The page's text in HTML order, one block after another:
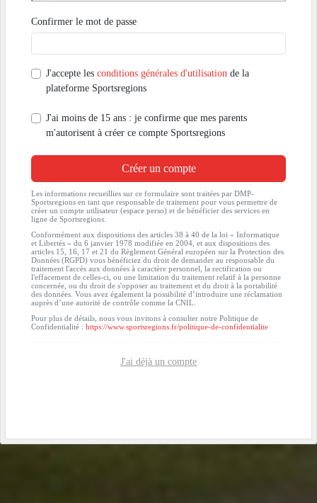
Confirmer le mot de passe
J'accepte les conditions générales d'utilisation de la
plateforme Sportsregions
J'ai moins de 15 ans : je confirme que mes parents
m'autorisent à créer ce compte Sportsregions
Créer un compte
Les informations recueillies sur ce formulaire sont traitées par DMP-
Sportsregions en tant que responsable de traitement pour vous permettre de
créer un compte utilisateur (espace perso) et de bénéficier des services en
ligne de Sportsregions.
Conformément aux dispositions des articles 38 à 40 de la loi « Informatique
et Libertés » du 6 janvier 1978 modifiée en 2004, et aux dispositions des
articles 15, 16, 17 et 21 du Règlement Général européen sur la Protection des
Données (RGPD) vous bénéficiez du droit de demander au responsable du
traitement l'accès aux données à caractère personnel, la rectification ou
l'effacement de celles-ci, ou une limitation du traitement relatif à la personne
concernée, ou du droit de s'opposer au traitement et du droit à la portabilité
des données. Vous avez également la possibilité d’introduire une réclamation
auprès d’une autorité de contrôle comme la CNIL.
Pour plus de détails, nous vous invitons à consulter notre Politique de
Confidentialité : https://www.sportsregions.fr/politique-de-confidentialite
J'ai déjà un compte